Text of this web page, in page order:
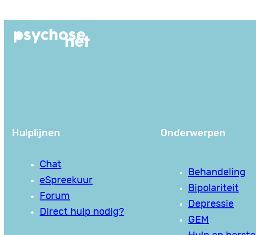
de
Hulplijnen
Chat
eSpreekuur
Forum
Direct hulp nodig?
Onderwerpen
Behandeling
Bipolariteit
Depressie
GEM